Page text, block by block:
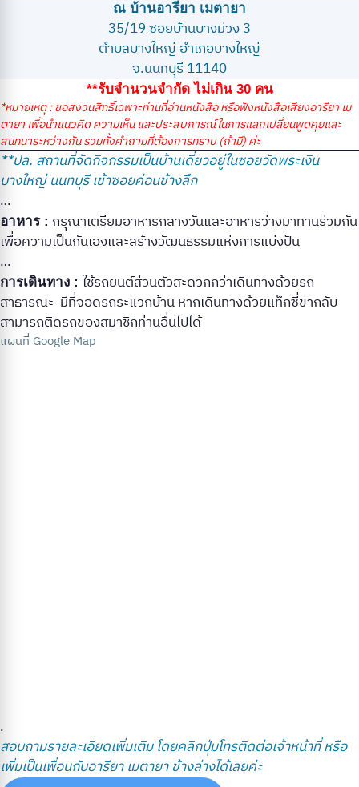
ณ บ้านอารียา เมตายา
35/19 ซอยบ้านบางม่วง 3
ตำบลบางใหญ่ อำเภอบางใหญ่
จ.นนทบุรี 11140
**รับจำนวนจำกัด ไม่เกิน 30 คน
*หมายเหตุ : ขอสงวนสิทธิ์เฉพาะท่านที่อ่านหนังสือ หรือฟังหนังสือเสียงอารียา เม
ตายา เพื่อนำแนวคิด ความเห็น และประสบการณ์ในการแลกเปลี่ยนพูดคุยและ
สนทนาระหว่างกัน รวมทั้งคำถามที่ต้องการทราบ (ถ้ามี) ค่ะ
**ปล. สถานที่จัดกิจกรรมเป็นบ้านเดี่ยวอยู่ในซอยวัดพระเงิน
บางใหญ่ นนทบุรี เข้าซอยค่อนข้างลึก
…
อาหาร : กรุณาเตรียมอาหารกลางวันและอาหารว่างมาทานร่วมกัน
เพื่อความเป็นกันเองและสร้างวัฒนธรรมแห่งการแบ่งปัน
…
การเดินทาง : ใช้รถยนต์ส่วนตัวสะดวกกว่าเดินทางด้วยรถ
สาธารณะ มีที่จอดรถระแวกบ้าน หากเดินทางด้วยแท็กซี่ขากลับ
สามารถติดรถของสมาชิกท่านอื่นไปได้
แผนที่ Google Map
.
สอบถามรายละเอียดเพิ่มเติม โดยคลิกปุ่มโทรติดต่อเจ้าหน้าที่ หรือ
เพิ่มเป็นเพื่อนกับอารียา เมตายา ข้างล่างได้เลยค่ะ